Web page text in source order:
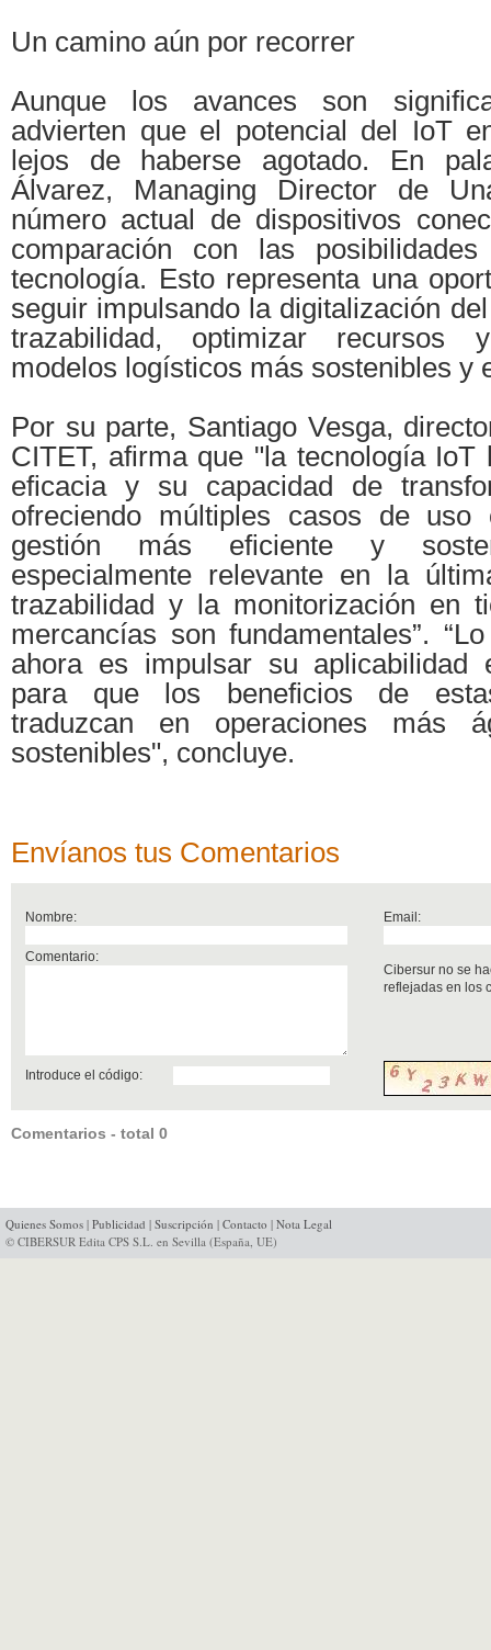
Un camino aún por recorrer
Aunque los avances son
advierten que el potencial del IoT
lejos de haberse agotado. En
Álvarez, Managing Director de
número actual de dispositivos
comparación con las
tecnología. Esto representa una
seguir impulsando la digitalización
trazabilidad, optimizar recursos
modelos logísticos más sostenibles y
Por su parte, Santiago Vesga,
CITET, afirma que "la tecnología IoT
eficacia y su capacidad de
ofreciendo múltiples casos de uso
gestión más eficiente y
especialmente relevante en la
trazabilidad y la monitorización en
mercancías son fundamentales”.
ahora es impulsar su aplicabilidad
para que los beneficios de
traduzcan en operaciones más
sostenibles", concluye.
Envíanos tus Comentarios
Nombre: Email:
Comentario:
Cibersur no se
reflejadas en los
Introduce el código:
Comentarios - total 0
Quienes Somos | Publicidad | Suscripción | Contacto | Nota Legal
© CIBERSUR Edita CPS S.L. en Sevilla (España, UE)